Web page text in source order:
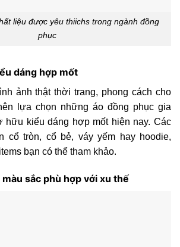
liệu được yêu thiichs trong ngành đồng
phục
dáng hợp mốt
ảnh thật thời trang, phong cách cho
lựa chọn những áo đồng phục gia
hữu kiểu dáng hợp mốt hiện nay. Các
cổ tròn, cổ bẻ, váy yếm hay hoodie,
bạn có thể tham khảo.
sắc phù hợp với xu thế